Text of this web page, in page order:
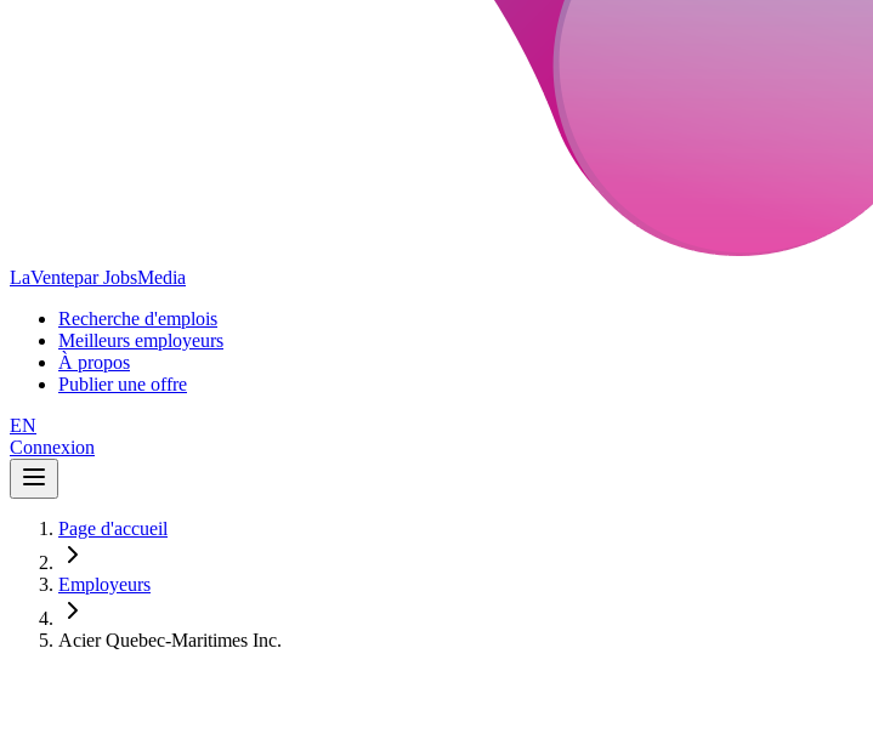
LaVentepar JobsMedia
Recherche d'emplois
Meilleurs employeurs
À propos
Publier une offre
EN
Connexion
Page d'accueil
Employeurs
Acier Quebec-Maritimes Inc.